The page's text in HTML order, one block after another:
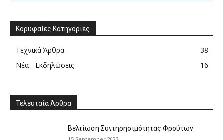
Κορυφαίες Κατηγορίες
Τεχνικά Άρθρα
38
Νέα - Εκδηλώσεις
16
Τελευταία Άρθρα
Βελτίωση Συντηρησιμότητας Φρούτων